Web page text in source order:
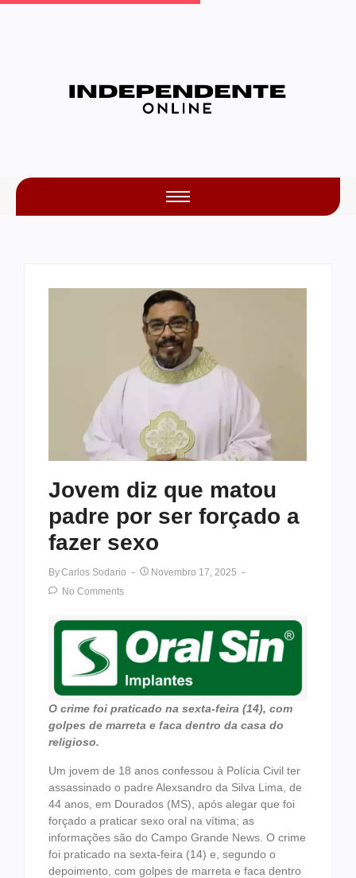
Jovem diz que matou
padre por ser forçado a
fazer sexo
ByCarlos Sodario
Novembro 17, 2025
No Comments
O crime foi praticado na sexta-feira (14), com
golpes de marreta e faca dentro da casa do
religioso.
Um jovem de 18 anos confessou à Polícia Civil ter
assassinado o padre Alexsandro da Silva Lima, de
44 anos, em Dourados (MS), após alegar que foi
forçado a praticar sexo oral na vítima; as
informações são do Campo Grande News. O crime
foi praticado na sexta-feira (14) e, segundo o
depoimento, com golpes de marreta e faca dentro